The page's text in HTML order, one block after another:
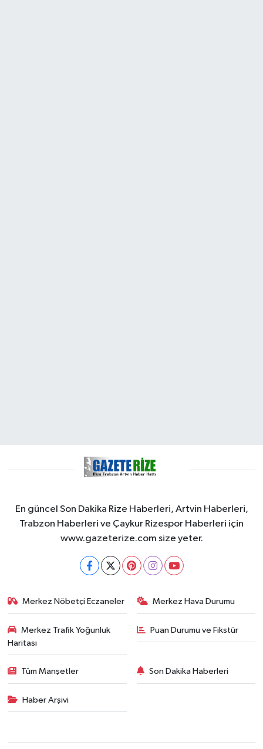
En güncel Son Dakika Rize Haberleri, Artvin Haberleri,
Trabzon Haberleri ve Çaykur Rizespor Haberleri için
www.gazeterize.com size yeter.
Merkez Nöbetçi Eczaneler Merkez Hava Durumu
Merkez Trafik Yoğunluk
Haritası
Puan Durumu ve Fikstür
Tüm Manşetler Son Dakika Haberleri
Haber Arşivi